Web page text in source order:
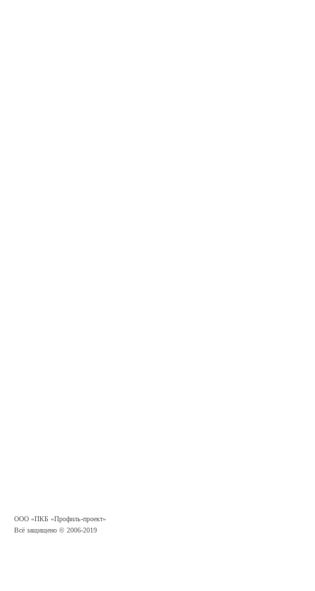
ООО «ПКБ «Профиль-проект»
Всё защищено © 2006-2019